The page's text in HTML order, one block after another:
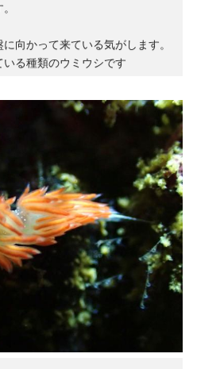
向かって来ている気がします。
る種類のウミウシです